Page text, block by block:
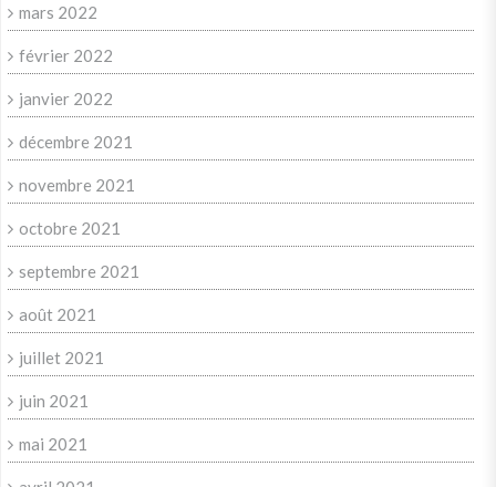
mars 2022
février 2022
janvier 2022
décembre 2021
novembre 2021
octobre 2021
septembre 2021
août 2021
juillet 2021
juin 2021
mai 2021